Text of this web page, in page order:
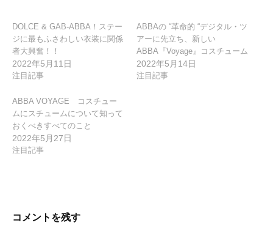
DOLCE & GAB-ABBA！ステー
ジに最もふさわしい衣装に関係
者大興奮！！
2022年5月11日
注目記事
ABBAの “革命的 “デジタル・ツ
アーに先立ち、新しい
ABBA『Voyage』コスチューム
2022年5月14日
注目記事
ABBA VOYAGE コスチュー
ムにスチュームについて知って
おくべきすべてのこと
2022年5月27日
注目記事
コメントを残す